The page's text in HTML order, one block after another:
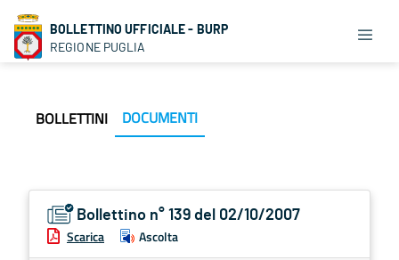
BOLLETTINO UFFICIALE - BURP
REGIONE PUGLIA
BOLLETTINI DOCUMENTI
Bollettino n° 139 del 02/10/2007
Scarica Ascolta